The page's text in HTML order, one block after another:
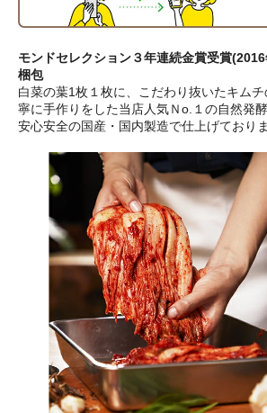
モンドセレクション３年連続金賞受賞
梱包
白菜の葉1枚１枚に、こだわり抜いたキム
寧に手作りをした当店人気Ｎo.１の自然発酵
安心安全の国産・国内製造で仕上げておりま